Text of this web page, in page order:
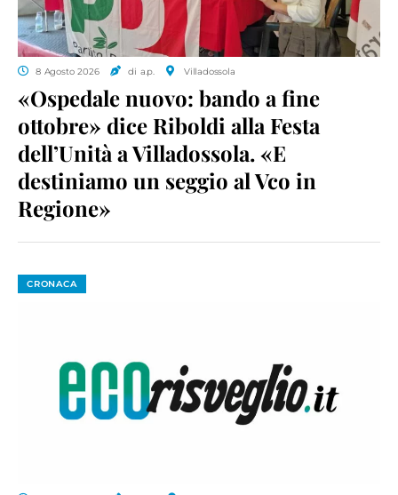
8 Agosto 2026 di a.p. Villadossola
«Ospedale nuovo: bando a fine
ottobre» dice Riboldi alla Festa
dell’Unità a Villadossola. «E
destiniamo un seggio al Vco in
Regione»
CRONACA